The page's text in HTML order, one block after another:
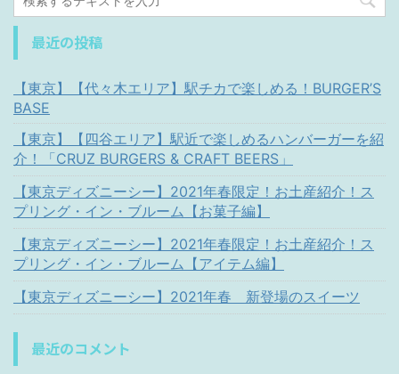
最近の投稿
【東京】【代々木エリア】駅チカで楽しめる！BURGER’S
BASE
【東京】【四谷エリア】駅近で楽しめるハンバーガーを紹
介！「CRUZ BURGERS & CRAFT BEERS」
【東京ディズニーシー】2021年春限定！お土産紹介！ス
プリング・イン・ブルーム【お菓子編】
【東京ディズニーシー】2021年春限定！お土産紹介！ス
プリング・イン・ブルーム【アイテム編】
【東京ディズニーシー】2021年春 新登場のスイーツ
最近のコメント